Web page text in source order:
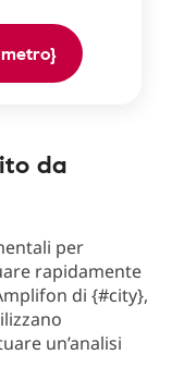
da
per
rapidamente
di {#city},
un’analisi